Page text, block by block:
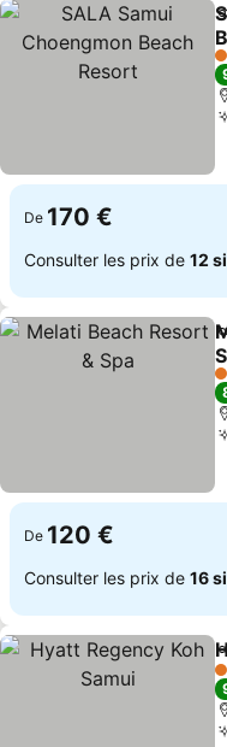
5
De 170 €
Consulter les prix de 12
5
De 120 €
Consulter les prix de 16
5